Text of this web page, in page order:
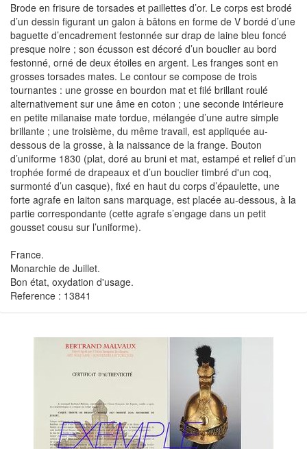
Brode en frisure de torsades et paillettes d’or. Le corps est brodé
d’un dessin figurant un galon à bâtons en forme de V bordé d’une
baguette d’encadrement festonnée sur drap de laine bleu foncé
presque noire ; son écusson est décoré d’un bouclier au bord
festonné, orné de deux étoiles en argent. Les franges sont en
grosses torsades mates. Le contour se compose de trois
tournantes : une grosse en bourdon mat et filé brillant roulé
alternativement sur une âme en coton ; une seconde intérieure
en petite milanaise mate tordue, mélangée d’une autre simple
brillante ; une troisième, du même travail, est appliquée au-
dessous de la grosse, à la naissance de la frange. Bouton
d’uniforme 1830 (plat, doré au bruni et mat, estampé et relief d’un
trophée formé de drapeaux et d’un bouclier timbré d'un coq,
surmonté d’un casque), fixé en haut du corps d’épaulette, une
forte agrafe en laiton sans marquage, est placée au-dessous, à la
partie correspondante (cette agrafe s’engage dans un petit
gousset cousu sur l’uniforme).
France.
Monarchie de Juillet.
Bon état, oxydation d'usage.
Reference : 13841